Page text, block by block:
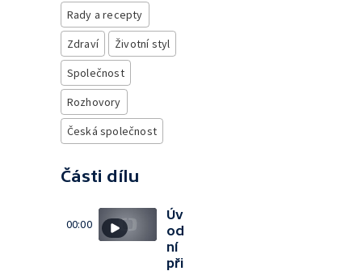
Rady a recepty
Zdraví
Životní styl
Společnost
Rozhovory
Česká společnost
Části dílu
00:00
Úv
od
ní
při